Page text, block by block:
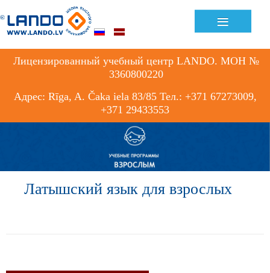
≡
Лицензированный учебный центр LANDO. МОН №
3360800220
Адрес: Rīga, A. Čaka iela 83/85 Тел.: +371 67273009,
+371 29433553
Латышский язык для взрослых